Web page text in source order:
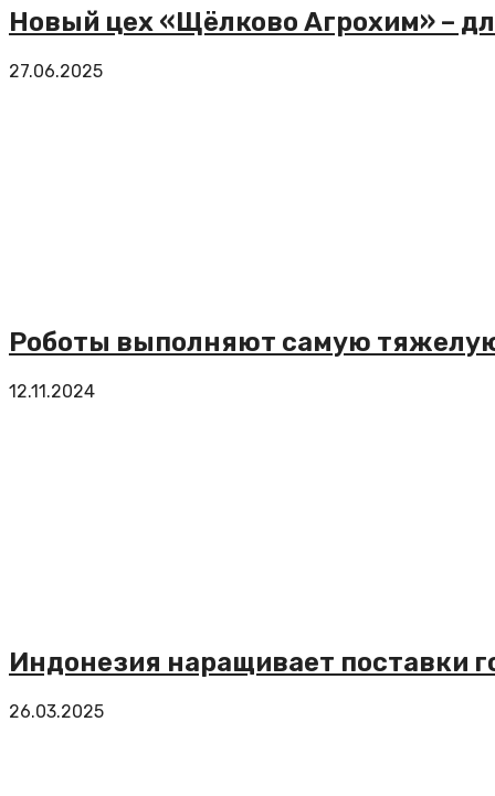
Новый цех «Щёлково Агрохим» –
27.06.2025
Роботы выполняют самую
12.11.2024
Индонезия наращивает поставки
26.03.2025